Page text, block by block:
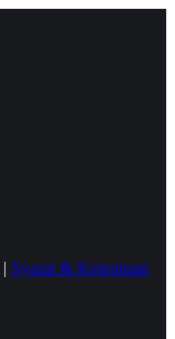
| Syarat & Ketentuan